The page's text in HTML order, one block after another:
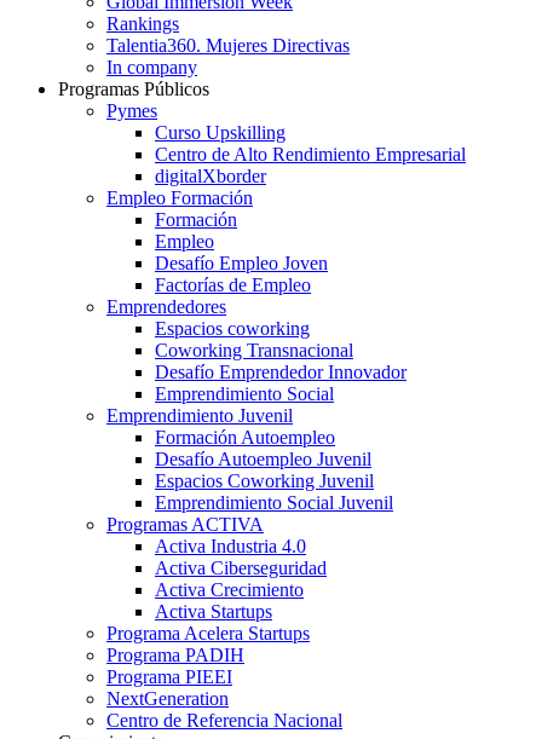
Rankings
Talentia360. Mujeres Directivas
In company
Programas Públicos
Pymes
Curso Upskilling
Centro de Alto Rendimiento Empresarial
digitalXborder
Empleo Formación
Formación
Empleo
Desafío Empleo Joven
Factorías de Empleo
Emprendedores
Espacios coworking
Coworking Transnacional
Desafío Emprendedor Innovador
Emprendimiento Social
Emprendimiento Juvenil
Formación Autoempleo
Desafío Autoempleo Juvenil
Espacios Coworking Juvenil
Emprendimiento Social Juvenil
Programas ACTIVA
Activa Industria 4.0
Activa Ciberseguridad
Activa Crecimiento
Activa Startups
Programa Acelera Startups
Programa PADIH
Programa PIEEI
NextGeneration
Centro de Referencia Nacional